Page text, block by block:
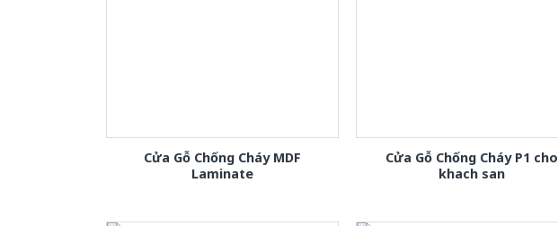
Cửa Gỗ Chống Cháy MDF
Laminate
Cửa Gỗ Chống Cháy P1 cho
khach san